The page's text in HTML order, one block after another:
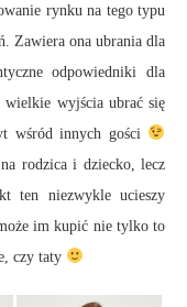
rynku na tego typu
Zawiera ona ubrania dla
odpowiedniki dla
wyjścia ubrać się
wśród innych gości
rodzica i dziecko, lecz
ten niezwykle ucieszy
im kupić nie tylko to
czy taty